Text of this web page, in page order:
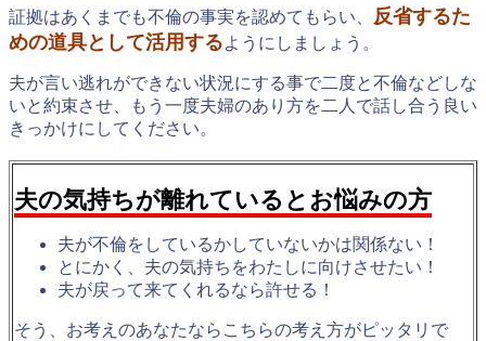
証拠はあくまでも不倫の事実を認めてもらい、 反省するた
めの道具として活用するようにしましょう。
夫が言い逃れができない状況にする事で二度と不倫などしな
いと約束させ、もう一度夫婦のあり方を二人で話し合う良い
きっかけにしてください。
夫の気持ちが離れているとお悩みの方
夫が不倫をしているかしていないかは関係ない！
とにかく、夫の気持ちをわたしに向けさせたい！
夫が戻って来てくれるなら許せる！
そう、お考えのあなたならこちらの考え方がピッタリで